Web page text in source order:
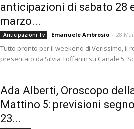
anticipazioni di sabato 28
marzo...
Anticipazioni Tv Emanuele Ambrosio - 28
Tutto pronto per il weekend di Verissimo, il
presentato da Silvia Toffanin su Canale 5.
Ada Alberti, Oroscopo
Mattino 5: previsioni
23...